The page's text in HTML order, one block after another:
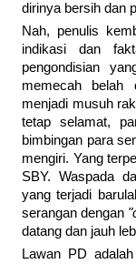
dirinya bersih dan
Nah, penulis
indikasi dan
pengondisian
memecah belah
menjadi musuh
tetap selamat,
bimbingan para
mengiri. Yang
SBY. Waspada
yang terjadi
serangan dengan
datang dan jauh
Lawan PD